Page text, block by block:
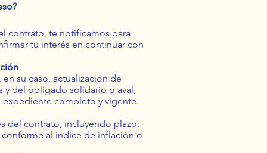
contrato, te notificamos para
tu interés en continuar con
su caso, actualización de
y del obligado solidario o aval,
completo y vigente.
del contrato, incluyendo plazo,
conforme al índice de inflación o